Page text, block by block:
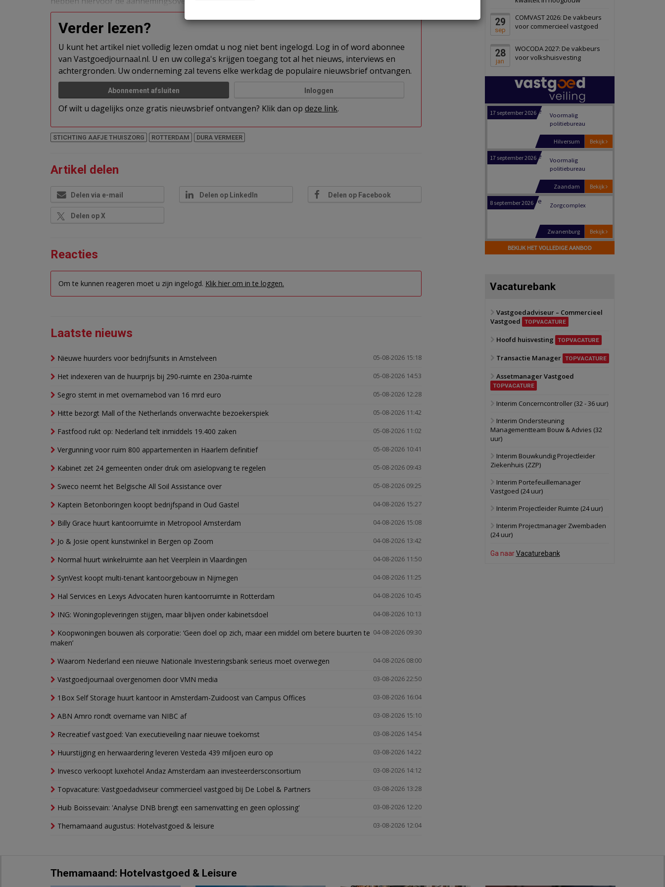
Verder lezen?
U kunt het artikel niet volledig lezen omdat u nog niet bent ingelogd. Log in of word abonnee
van Vastgoedjournaal.nl. U en uw collega's krijgen toegang tot al het nieuws, interviews en
achtergronden. Uw onderneming zal tevens elke werkdag de populaire nieuwsbrief ontvangen.
Abonnement afsluiten Inloggen
Of wilt u dagelijks onze gratis nieuwsbrief ontvangen? Klik dan op deze link.
STICHTING AAFJE THUISZORG ROTTERDAM DURA VERMEER
Artikel delen
Delen via e-mail Delen op LinkedIn Delen op Facebook
Delen op X
Reacties
Om te kunnen reageren moet u zijn ingelogd. Klik hier om in te loggen.
Laatste nieuws
05-08-2026 15:18
Nieuwe huurders voor bedrijfsunits in Amstelveen
05-08-2026 14:53
Het indexeren van de huurprijs bij 290-ruimte en 230a-ruimte
05-08-2026 12:28
Segro stemt in met overnamebod van 16 mrd euro
05-08-2026 11:42
Hitte bezorgt Mall of the Netherlands onverwachte bezoekerspiek
05-08-2026 11:02
Fastfood rukt op: Nederland telt inmiddels 19.400 zaken
05-08-2026 10:41
Vergunning voor ruim 800 appartementen in Haarlem definitief
05-08-2026 09:43
Kabinet zet 24 gemeenten onder druk om asielopvang te regelen
05-08-2026 09:25
Sweco neemt het Belgische All Soil Assistance over
04-08-2026 15:27
Kaptein Betonboringen koopt bedrijfspand in Oud Gastel
04-08-2026 15:08
Billy Grace huurt kantoorruimte in Metropool Amsterdam
04-08-2026 13:42
Jo & Josie opent kunstwinkel in Bergen op Zoom
04-08-2026 11:50
Normal huurt winkelruimte aan het Veerplein in Vlaardingen
04-08-2026 11:25
SynVest koopt multi-tenant kantoorgebouw in Nijmegen
04-08-2026 10:45
Hal Services en Lexys Advocaten huren kantoorruimte in Rotterdam
04-08-2026 10:13
ING: Woningopleveringen stijgen, maar blijven onder kabinetsdoel
04-08-2026 09:30
Koopwoningen bouwen als corporatie: ‘Geen doel op zich, maar een middel om betere buurten te
maken’
04-08-2026 08:00
Waarom Nederland een nieuwe Nationale Investeringsbank serieus moet overwegen
03-08-2026 22:50
Vastgoedjournaal overgenomen door VMN media
03-08-2026 16:04
1Box Self Storage huurt kantoor in Amsterdam-Zuidoost van Campus Offices
03-08-2026 15:10
ABN Amro rondt overname van NIBC af
03-08-2026 14:54
Recreatief vastgoed: Van executieveiling naar nieuwe toekomst
03-08-2026 14:22
Huurstijging en herwaardering leveren Vesteda 439 miljoen euro op
03-08-2026 14:12
Invesco verkoopt luxehotel Andaz Amsterdam aan investeerdersconsortium
03-08-2026 13:28
Topvacature: Vastgoedadviseur commercieel vastgoed bij De Lobel & Partners
03-08-2026 12:20
Huib Boissevain: 'Analyse DNB brengt een samenvatting en geen oplossing'
03-08-2026 12:04
Themamaand augustus: Hotelvastgoed & leisure
29
sep
COMVAST 2026: De vakbeurs
voor commercieel vastgoed
28
jan
WOCODA 2027: De vakbeurs
voor volkshuisvesting
Panheel
17 september 2026
Voormalig
Bekijk
Dordrecht
17 september 2026
politiebureau
Hilversum
17 september 2026
Voormalig
politiebureau
Bekijk
Zaandam
8 september 2026 Zorgcomplex
Bekijk
Zwanenburg
6 oktober 2026 Transformatieobject
Bekijk
Schiedam
22 september 2026 Attractiepark
Schuinesloot
27 augustus 2026 Binnenvaartschip
17 september 2026
17 september 2026
Voormalig
Bekijk
Hilversum
politiebureau
BEKIJK HET VOLLEDIGE AANBOD
Vacaturebank
Vastgoedadviseur – Commercieel
Vastgoed
TOPVACATURE
Hoofd huisvesting TOPVACATURE
Transactie Manager TOPVACATURE
Assetmanager Vastgoed
TOPVACATURE
Interim Concerncontroller (32 - 36 uur)
Interim Ondersteuning
Managementteam Bouw & Advies (32
uur)
Interim Bouwkundig Projectleider
Ziekenhuis (ZZP)
Interim Portefeuillemanager
Vastgoed (24 uur)
Interim Projectleider Ruimte (24 uur)
Interim Projectmanager Zwembaden
(24 uur)
Ga naarVacaturebank
Themamaand: Hotelvastgoed & Leisure